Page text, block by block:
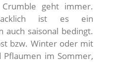
geht immer.
ist es ein
auch saisonal bedingt.
bzw. Winter oder mit
Pflaumen im Sommer,